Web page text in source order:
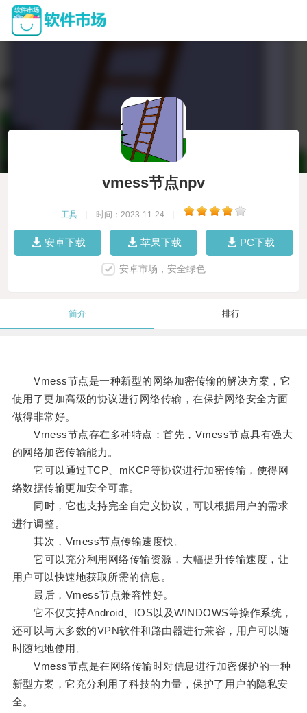
vmess节点npv
工具 时间：2023-11-24
安卓下载 苹果下载 PC下载
安卓市场，安全绿色
简介 排行
Vmess节点是一种新型的网络加密传输的解决方案，它
使用了更加高级的协议进行网络传输，在保护网络安全方面
做得非常好。
Vmess节点存在多种特点：首先，Vmess节点具有强大
的网络加密传输能力。
它可以通过TCP、mKCP等协议进行加密传输，使得网
络数据传输更加安全可靠。
同时，它也支持完全自定义协议，可以根据用户的需求
进行调整。
其次，Vmess节点传输速度快。
它可以充分利用网络传输资源，大幅提升传输速度，让
用户可以快速地获取所需的信息。
最后，Vmess节点兼容性好。
它不仅支持Android、IOS以及WINDOWS等操作系统，
还可以与大多数的VPN软件和路由器进行兼容，用户可以随
时随地地使用。
Vmess节点是在网络传输时对信息进行加密保护的一种
新型方案，它充分利用了科技的力量，保护了用户的隐私安
全。